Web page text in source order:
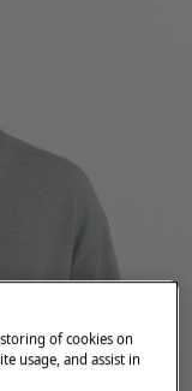
storing of cookies on
usage, and assist in